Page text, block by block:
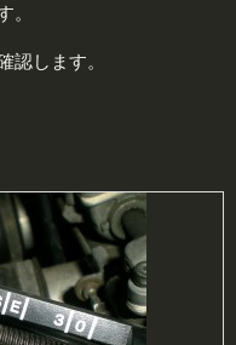
。
認します。